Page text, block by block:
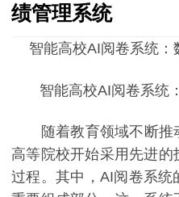
绩管理系统
智能高校AI阅卷系统
智能高校AI阅卷系统
随着教育领域不断推
高等院校开始采用先进
过程。其中，AI阅卷系统